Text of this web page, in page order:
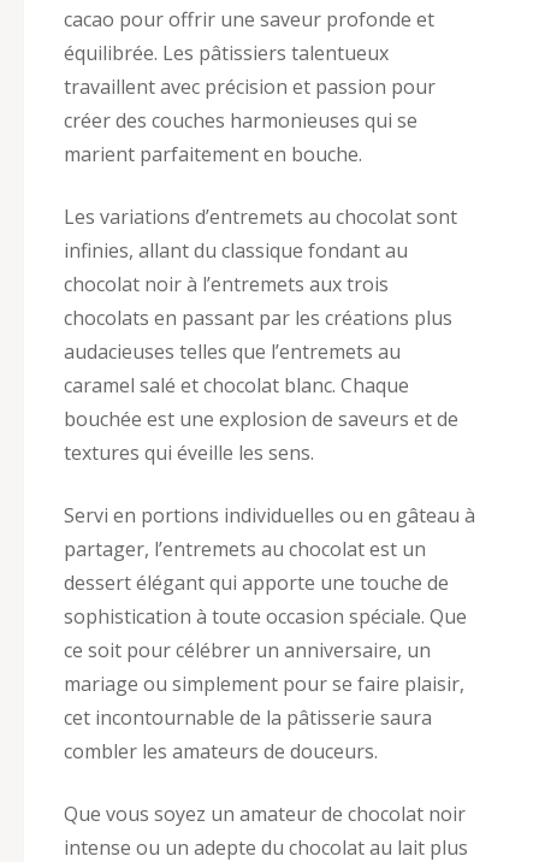
cacao pour offrir une saveur profonde et
équilibrée. Les pâtissiers talentueux
travaillent avec précision et passion pour
créer des couches harmonieuses qui se
marient parfaitement en bouche.
Les variations d’entremets au chocolat sont
infinies, allant du classique fondant au
chocolat noir à l’entremets aux trois
chocolats en passant par les créations plus
audacieuses telles que l’entremets au
caramel salé et chocolat blanc. Chaque
bouchée est une explosion de saveurs et de
textures qui éveille les sens.
Servi en portions individuelles ou en gâteau à
partager, l’entremets au chocolat est un
dessert élégant qui apporte une touche de
sophistication à toute occasion spéciale. Que
ce soit pour célébrer un anniversaire, un
mariage ou simplement pour se faire plaisir,
cet incontournable de la pâtisserie saura
combler les amateurs de douceurs.
Que vous soyez un amateur de chocolat noir
intense ou un adepte du chocolat au lait plus